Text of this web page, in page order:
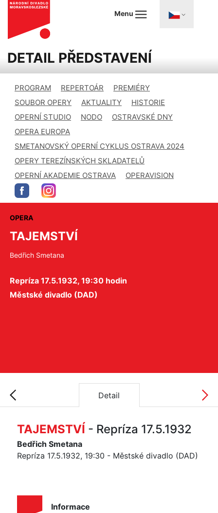
Menu
DETAIL PŘEDSTAVENÍ
PROGRAM REPERTOÁR
PREMIÉRY
SOUBOR OPERY
AKTUALITY
HISTORIE
OPERNÍ STUDIO
NODO
OSTRAVSKÉ DNY
OPERA EUROPA
SMETANOVSKÝ OPERNÍ CYKLUS OSTRAVA 2024
OPERY TEREZÍNSKÝCH SKLADATELŮ
OPERNÍ AKADEMIE OSTRAVA
OPERAVISION
OPERA
TAJEMSTVÍ
Bedřich Smetana
Repríza 17.5.1932, 19:30 hodin
Městské divadlo (DAD)
Detail
TAJEMSTVÍ - Repríza 17.5.1932
Bedřich Smetana
Repríza 17.5.1932, 19:30 - Městské divadlo (DAD)
Informace